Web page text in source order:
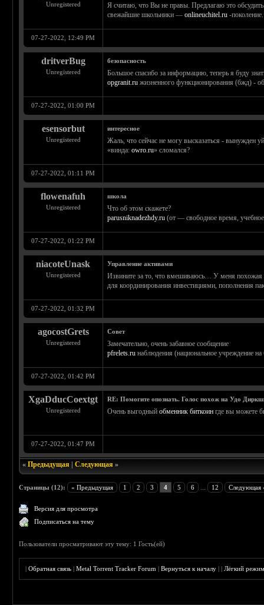
Unregistered
Я считаю, что Вы не правы. Предлагаю это
свежайшие школьники —onlineuchitel.ru -поколение.
07-27-2022, 12:49 PM
dritverBug
Unregistered
безопасность
Большое спасибо за информацию, теперь я буду
opgranit.ru жизненного функционирования (бжд) -
07-27-2022, 01:00 PM
esensorbut
Unregistered
интересное
Жаль, что сейчас не могу высказаться - вынужден
«винда:owro.ru» сломался?
07-27-2022, 01:11 PM
flowenafuh
Unregistered
школа
Что об этом скажете?
parusniknadezhdy.ru (от — свободное время, учебное
07-27-2022, 01:22 PM
niacoteUnask
Unregistered
Управление активами
Извините за то, что вмешиваюсь… У меня
для координирования инвестициями, пополнения
07-27-2022, 01:32 PM
agocostGrets
Unregistered
Совет
Замечательно, очень забавное сообщение
pfrelets.ru наблюдения (национальное учреждение
07-27-2022, 01:42 PM
XgaDducCoextgt
Unregistered
RE: Помогите опознать. Голос похож на Удо
Очень выгодныйобменник биткоин где вы можете
07-27-2022, 01:47 PM
«Предыдущая |Следующая »
Страницы (12): « Предыдущая 1 2 3 4 5 6 12 Следующая
Версия для просмотра
Подписаться на тему
Пользователи просматривают эту тему: 1 Гость(ей)
|Обратная связь |Metal Torrent Tracker Forum |Вернуться к началу ||Лёгкий